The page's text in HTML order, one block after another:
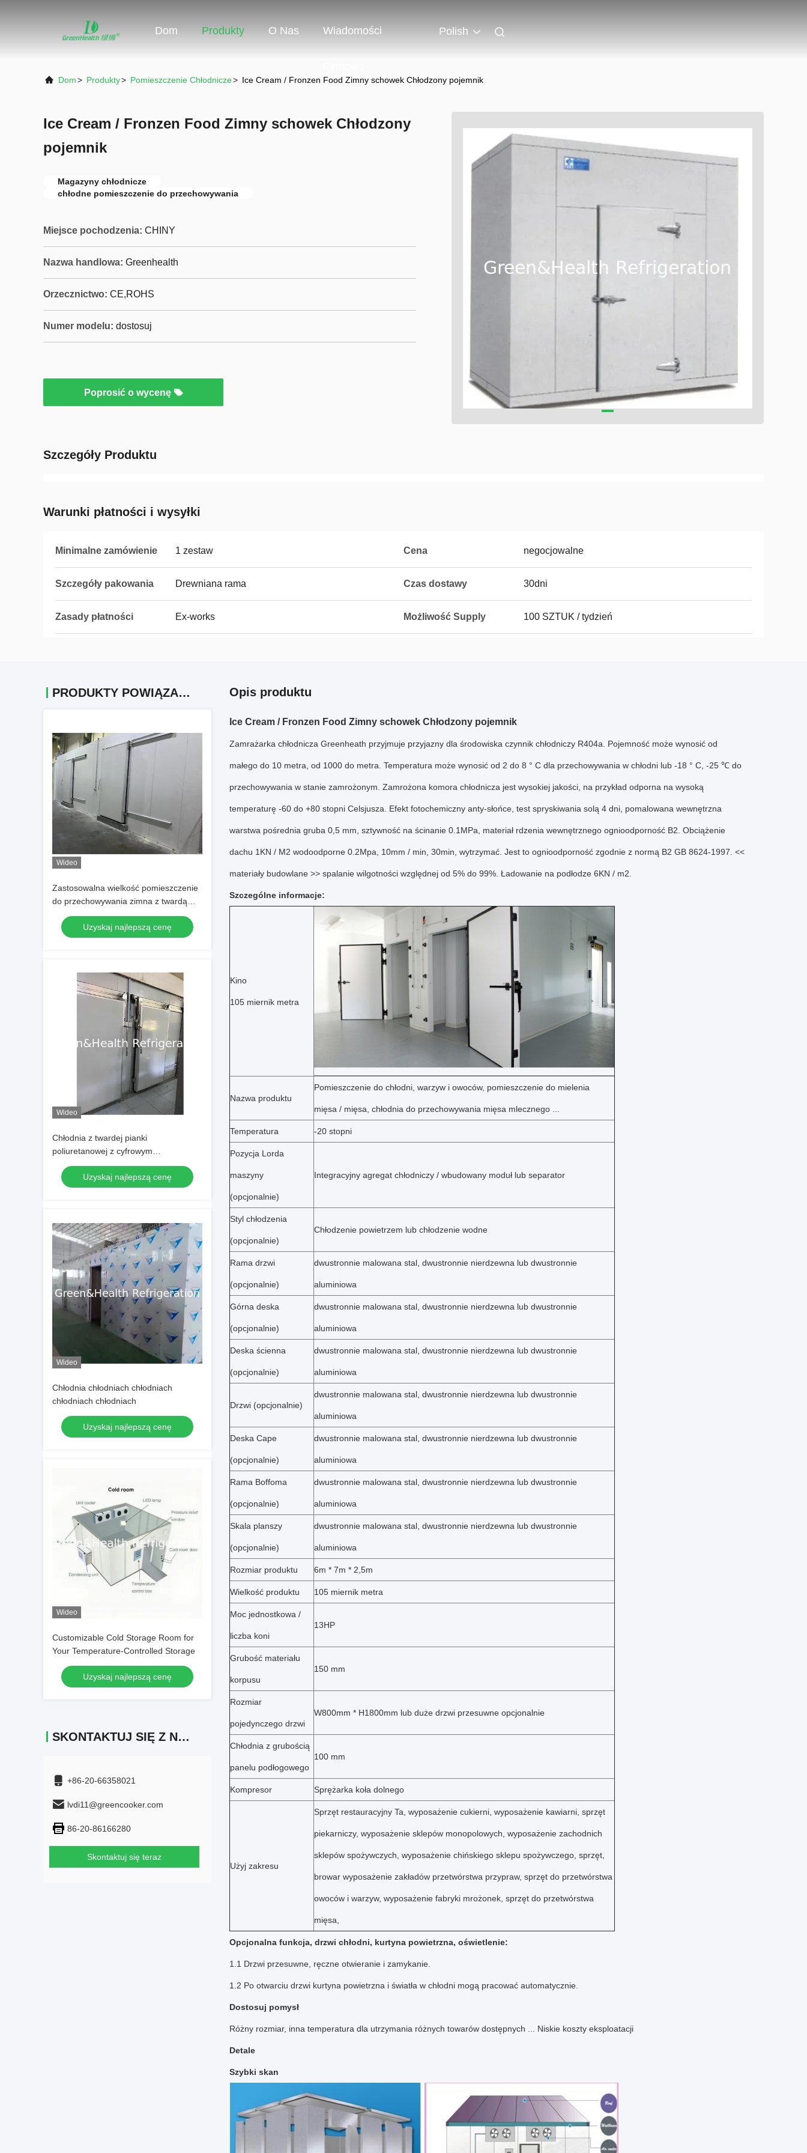
Dom Produkty O Nas Wiadomości Polish
Dom> Produkty> Pomieszczenie Chłodnicze> Ice Cream / Fronzen Food Zimny ​​schowek Chłodzony pojemnik
Ice Cream / Fronzen Food Zimny ​​schowek Chłodzony
pojemnik
Magazyny chłodnicze
chłodne pomieszczenie do przechowywania
Miejsce pochodzenia: CHINY
Nazwa handlowa: Greenhealth
Orzecznictwo: CE,ROHS
Numer modelu: dostosuj
Poprosić o wycenę
Szczegóły Produktu
Warunki płatności i wysyłki
Minimalne zamówienie 1 zestaw Cena negocjowalne
Szczegóły pakowania Drewniana rama Czas dostawy 30dni
Zasady płatności Ex-works Możliwość Supply 100 SZTUK / tydzień
PRODUKTY POWIĄZANE
Wideo
Zastosowalna wielkość pomieszczenie
do przechowywania zimna z twardą
pianą poliuretanową i automatycznym
odmrażaniem elektrycznym dla
optymalnej konserwacji żywności
Uzyskaj najlepszą cenę
Wideo
Chłodnia z twardej pianki
poliuretanowej z cyfrowym
elektronicznym sterowaniem
temperaturą i automatycznym
elektrycznym rozmrażaniem
Uzyskaj najlepszą cenę
Wideo
Chłodnia chłodniach chłodniach
chłodniach chłodniach
Uzyskaj najlepszą cenę
Wideo
Customizable Cold Storage Room for
Your Temperature-Controlled Storage
Uzyskaj najlepszą cenę
SKONTAKTUJ SIĘ Z NAMI
+86-20-66358021
lvdi11@greencooker.com
86-20-86166280
Skontaktuj się teraz
Opis produktu
Ice Cream / Fronzen Food Zimny ​​schowek Chłodzony pojemnik
Zamrażarka chłodnicza Greenheath przyjmuje przyjazny dla środowiska czynnik chłodniczy R404a. Pojemność może wynosić od
małego do 10 metra, od 1000 do metra. Temperatura może wynosić od 2 do 8 ° C dla przechowywania w chłodni lub -18 ° C, -25 ℃ do
przechowywania w stanie zamrożonym. Zamrożona komora chłodnicza jest wysokiej jakości, na przykład odporna na wysoką
temperaturę -60 do +80 stopni Celsjusza. Efekt fotochemiczny anty-słońce, test spryskiwania solą 4 dni, pomalowana wewnętrzna
warstwa pośrednia gruba 0,5 mm, sztywność na ścinanie 0.1MPa, materiał rdzenia wewnętrznego ognioodporność B2. Obciążenie
dachu 1KN / M2 wodoodporne 0.2Mpa, 10mm / min, 30min, wytrzymać. Jest to ognioodporność zgodnie z normą B2 GB 8624-1997. <<
materiały budowlane >> spalanie wilgotności względnej od 5% do 99%. Ładowanie na podłodze 6KN / m2.
Szczególne informacje:
Kino
105 miernik metra
Nazwa produktu
Pomieszczenie do chłodni, warzyw i owoców, pomieszczenie do mielenia
mięsa / mięsa, chłodnia do przechowywania mięsa mlecznego ...
Temperatura -20 stopni
Pozycja Lorda
maszyny
(opcjonalnie)
Integracyjny agregat chłodniczy / wbudowany moduł lub separator
Styl chłodzenia
(opcjonalnie)
Chłodzenie powietrzem lub chłodzenie wodne
Rama drzwi
(opcjonalnie)
dwustronnie malowana stal, dwustronnie nierdzewna lub dwustronnie
aluminiowa
Górna deska
(opcjonalnie)
dwustronnie malowana stal, dwustronnie nierdzewna lub dwustronnie
aluminiowa
Deska ścienna
(opcjonalnie)
dwustronnie malowana stal, dwustronnie nierdzewna lub dwustronnie
aluminiowa
Drzwi (opcjonalnie)
dwustronnie malowana stal, dwustronnie nierdzewna lub dwustronnie
aluminiowa
Deska Cape
(opcjonalnie)
dwustronnie malowana stal, dwustronnie nierdzewna lub dwustronnie
aluminiowa
Rama Boffoma
(opcjonalnie)
dwustronnie malowana stal, dwustronnie nierdzewna lub dwustronnie
aluminiowa
Skala planszy
(opcjonalnie)
dwustronnie malowana stal, dwustronnie nierdzewna lub dwustronnie
aluminiowa
Rozmiar produktu 6m * 7m * 2,5m
Wielkość produktu 105 miernik metra
Moc jednostkowa /
liczba koni
13HP
Grubość materiału
korpusu
150 mm
Rozmiar
pojedynczego drzwi
W800mm * H1800mm lub duże drzwi przesuwne opcjonalnie
Chłodnia z grubością
panelu podłogowego
100 mm
Kompresor Sprężarka koła dolnego
Użyj zakresu
Sprzęt restauracyjny Ta, wyposażenie cukierni, wyposażenie kawiarni, sprzęt
piekarniczy, wyposażenie sklepów monopolowych, wyposażenie zachodnich
sklepów spożywczych, wyposażenie chińskiego sklepu spożywczego, sprzęt,
browar wyposażenie zakładów przetwórstwa przypraw, sprzęt do przetwórstwa
owoców i warzyw, wyposażenie fabryki mrożonek, sprzęt do przetwórstwa
mięsa,
Opcjonalna funkcja, drzwi chłodni, kurtyna powietrzna, oświetlenie:
1.1 Drzwi przesuwne, ręczne otwieranie i zamykanie.
1.2 Po otwarciu drzwi kurtyna powietrzna i światła w chłodni mogą pracować automatycznie.
Dostosuj pomysł
Różny rozmiar, inna temperatura dla utrzymania różnych towarów dostępnych ... Niskie koszty eksploatacji
Detale
Szybki skan